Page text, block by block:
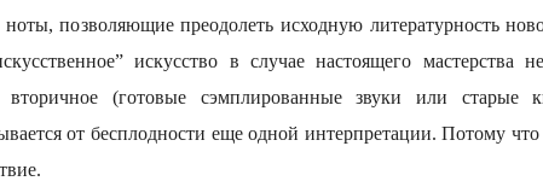
позволяющие преодолеть исходную литературность
искусство в случае настоящего мастерства
вторичное (готовые сэмплированные звуки или старые
от бесплодности еще одной интерпретации. Потому что